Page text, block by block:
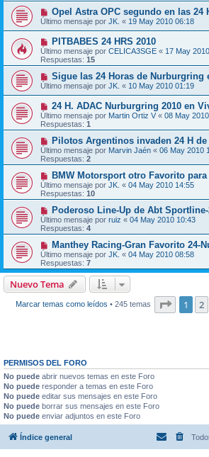
Opel Astra OPC segundo en las 24
Último mensaje por JK. « 19 May 2010 06:18
PITBABES 24 HRS 2010
Último mensaje por CELICA3SGE « 17 May
Respuestas: 15
Sigue las 24 Horas de Nurburgring
Último mensaje por JK. « 10 May 2010 01:19
24 H. ADAC Nurburgring 2010 en
Último mensaje por Martin Ortiz V « 08 May
Respuestas: 1
Pilotos Argentinos invaden 24 H
Último mensaje por Marvin Jaén « 06 May 2010
Respuestas: 2
BMW Motorsport otro Favorito
Último mensaje por JK. « 04 May 2010 14:55
Respuestas: 10
Poderoso Line-Up de Abt
Último mensaje por ruiz « 04 May 2010 10:43
Respuestas: 4
Manthey Racing-Gran Favorito 24-
Último mensaje por JK. « 04 May 2010 08:58
Respuestas: 7
Nuevo Tema
Marcar temas como leídos • 245 temas Página
1 2
PERMISOS DEL FORO
No puede abrir nuevos temas en este Foro
No puede responder a temas en este Foro
No puede editar sus mensajes en este Foro
No puede borrar sus mensajes en este Foro
No puede enviar adjuntos en este Foro
Índice general